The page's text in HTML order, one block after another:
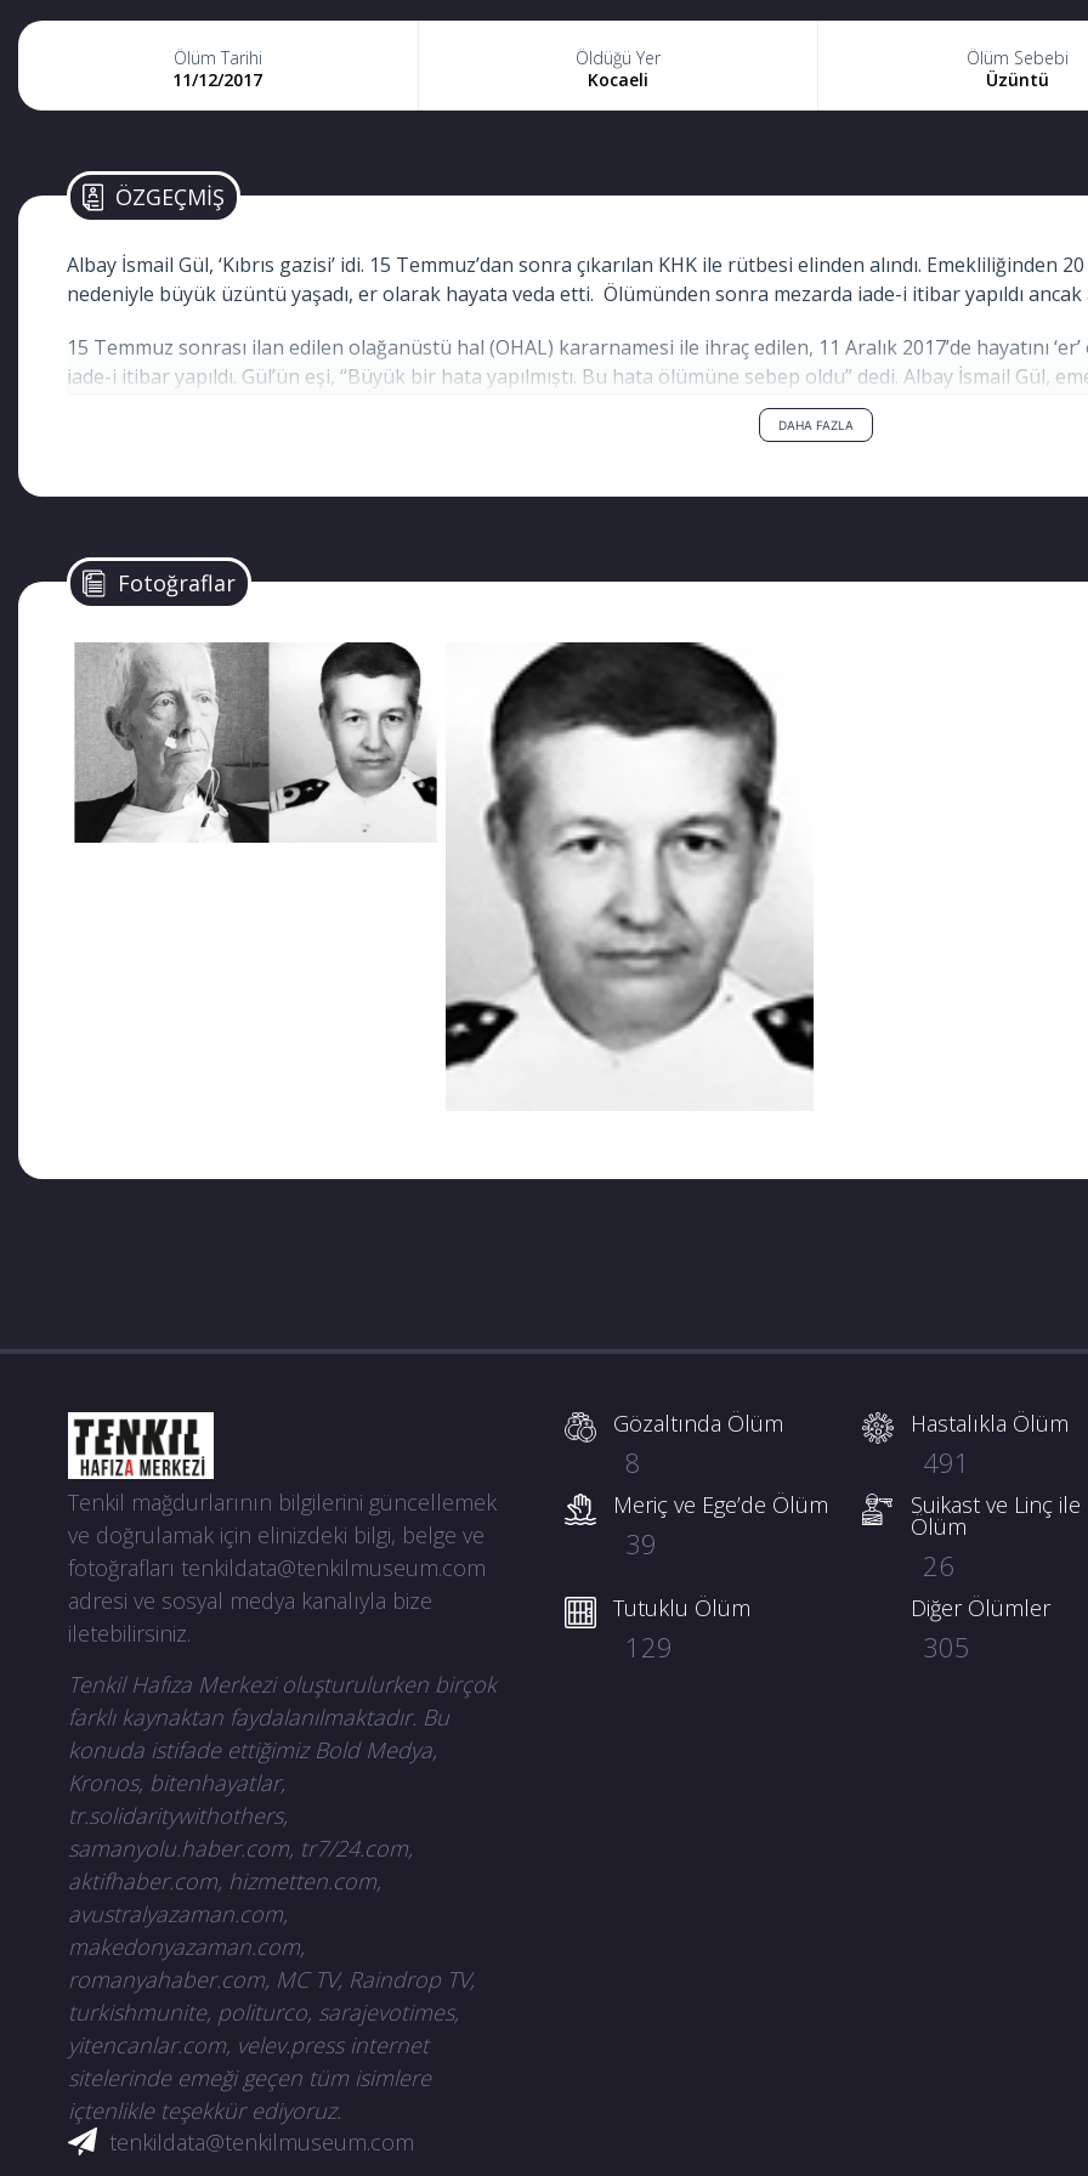
Ölüm Tarihi
11/12/2017
Öldüğü Yer
Kocaeli
Ölüm Sebebi
Üzüntü
ÖZGEÇMİŞ
Albay İsmail Gül, ‘Kıbrıs gazisi’ idi. 15 Temmuz’dan sonra çıkarılan KHK ile rütbesi elinden alındı. Emekliliğinden
nedeniyle büyük üzüntü yaşadı, er olarak hayata veda etti. Ölümünden sonra mezarda iade-i itibar yapıldı ancak
15 Temmuz sonrası ilan edilen olağanüstü hal (OHAL) kararnamesi ile ihraç edilen, 11 Aralık 2017’de hayatını ‘er’
iade-i itibar yapıldı. Gül’ün eşi, “Büyük bir hata yapılmıştı. Bu hata ölümüne sebep oldu” dedi. Albay İsmail Gül,
darbe girişimi sonrası ilan edilen OHAL kapsamında çıkarılan kanun hükmünde kararname (KHK) ile ‘terör
Gül’ün ihracına sebep olarak diş hekimi oğlu Ahmet Gül’ün telefonunda ByLock yazılımı olması gösterildi. Gül,
Hürriyet’ten Eyüp Serbest’in haberine göre, Gül’ün 47 yıllık eşi Sevinç Gül yaşadıklarını şöyle anlattı: “O yaz
yakın bir akrabamız arayıp listeyi haber verdi. Eşimin yüzünün ne hale geldiğini anlatamam. Kıbrıs’tan
20 gün hastanede yattım. Er olarak gömüldüğü mezarda albay oldu. Çok büyük yanlışlık yapıldı.”
KAYNAKLAR:
https://tr.sputniknews.com/turkiye/201807091034194599-khk-ihrac-kibris-gazisi-iade-i-itibar/
DAHA FAZLA
Fotoğraflar
Tenkil mağdurlarının bilgilerini güncellemek
ve doğrulamak için elinizdeki bilgi, belge ve
fotoğrafları tenkildata@tenkilmuseum.com
adresi ve sosyal medya kanalıyla bize
iletebilirsiniz.
Tenkil Hafıza Merkezi oluşturulurken birçok
farklı kaynaktan faydalanılmaktadır. Bu
konuda istifade ettiğimiz Bold Medya,
Kronos, bitenhayatlar,
tr.solidaritywithothers,
samanyolu.haber.com, tr7/24.com,
aktifhaber.com, hizmetten.com,
avustralyazaman.com,
makedonyazaman.com,
romanyahaber.com, MC TV, Raindrop TV,
turkishmunite, politurco, sarajevotimes,
yitencanlar.com, velev.press internet
sitelerinde emeği geçen tüm isimlere
içtenlikle teşekkür ediyoruz.
tenkildata@tenkilmuseum.com
Gözaltında Ölüm
8
Hastalıkla Ölüm
491
Meriç ve Ege’de Ölüm
39
Suikast ve Linç ile
Ölüm
26
Tutuklu Ölüm
129
Diğer Ölümler
305